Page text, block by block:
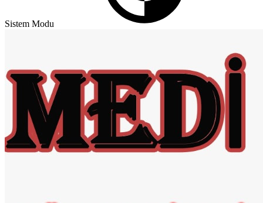
Sistem Modu